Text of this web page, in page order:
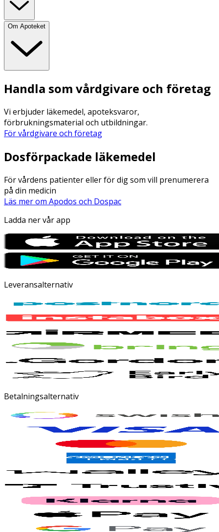
Om Apoteket
Handla som vårdgivare och företag
Vi erbjuder läkemedel, apoteksvaror,
förbrukningsmaterial och utbildningar.
För vårdgivare och företag
Dosförpackade läkemedel
För vårdens patienter eller för dig som vill prenumerera
på din medicin
Läs mer om Apodos och Dospac
Ladda ner vår app
Leveransalternativ
Betalningsalternativ